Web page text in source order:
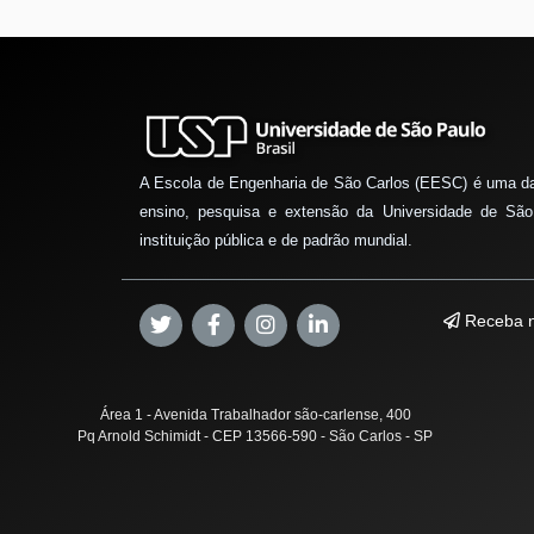
A Escola de Engenharia de São Carlos (EESC) é uma
ensino, pesquisa e extensão da Universidade de
instituição pública e de padrão mundial.
Receba
Área 1 - Avenida Trabalhador são-carlense, 400
Pq Arnold Schimidt - CEP 13566-590 - São Carlos - SP